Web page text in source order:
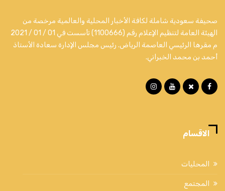
صحيفة سعودية شاملة لكافة الأخبار المحلية والعالمية مرخصة من
الهيئة العامة لتنظيم الإعلام رقم (1100666) تأسست في 01 / 01 / 2021
م مقرها الرئيسي العاصمة الرياض. رئيس مجلس الإدارة سعادة الأستاذ
أحمد بن محمد الخبراني.
الاقسام
المحليات
المجتمع